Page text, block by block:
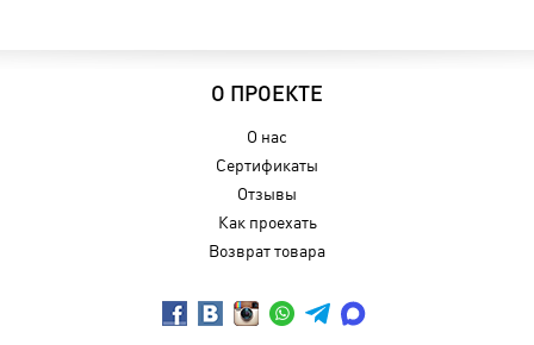
О ПРОЕКТЕ
О нас
Сертификаты
Отзывы
Как проехать
Возврат товара